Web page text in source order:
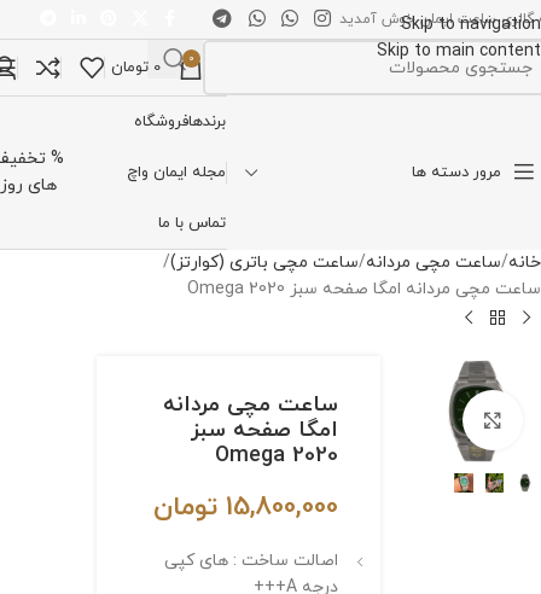
Skip to navigation
Skip to main content
گالری ساعت ایمان خوش آمدید
0
0 تومان
مرور دسته ها
برندهافروشگاه
مجله ایمان واچ
تماس با ما
%
های روز
خانه ساعت مچی مردانه ساعت مچی باتری (کوارتز)
ساعت مچی مردانه امگا صفحه سبز Omega 2020
برای بزرگنمایی کلیک کنیدساعت مچی مردانه
امگا صفحه سبز
Omega 2020
15,800,000 تومان
اصالت ساخت : های کپی
درجه A+++